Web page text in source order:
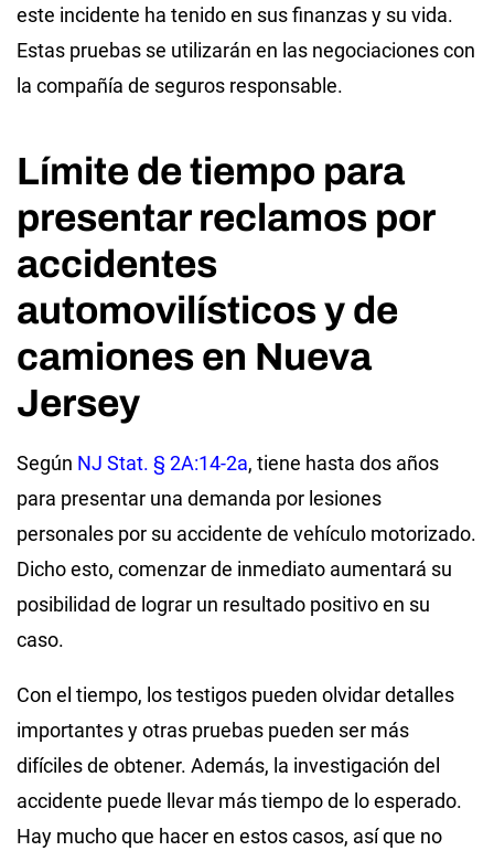
este incidente ha tenido en sus finanzas y su vida.
Estas pruebas se utilizarán en las negociaciones con
la compañía de seguros responsable.
Límite de tiempo para
presentar reclamos por
accidentes
automovilísticos y de
camiones en Nueva
Jersey
Según NJ Stat. § 2A:14-2a, tiene hasta dos años
para presentar una demanda por lesiones
personales por su accidente de vehículo motorizado.
Dicho esto, comenzar de inmediato aumentará su
posibilidad de lograr un resultado positivo en su
caso.
Con el tiempo, los testigos pueden olvidar detalles
importantes y otras pruebas pueden ser más
difíciles de obtener. Además, la investigación del
accidente puede llevar más tiempo de lo esperado.
Hay mucho que hacer en estos casos, así que no